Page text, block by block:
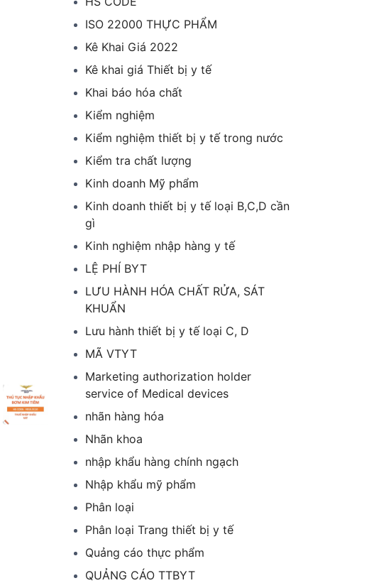
ISO 22000 THỰC PHẨM
Kê Khai Giá 2022
Kê khai giá Thiết bị y tế
Khai báo hóa chất
Kiểm nghiệm
Kiểm nghiệm thiết bị y tế trong nước
Kiểm tra chất lượng
Kinh doanh Mỹ phẩm
Kinh doanh thiết bị y tế loại B,C,D cần
gì
Kinh nghiệm nhập hàng y tế
LỆ PHÍ BYT
LƯU HÀNH HÓA CHẤT RỬA, SÁT
KHUẨN
Lưu hành thiết bị y tế loại C, D
MÃ VTYT
Marketing authorization holder
service of Medical devices
nhãn hàng hóa
Nhãn khoa
nhập khẩu hàng chính ngạch
Nhập khẩu mỹ phẩm
Phân loại
Phân loại Trang thiết bị y tế
Quảng cáo thực phẩm
QUẢNG CÁO TTBYT